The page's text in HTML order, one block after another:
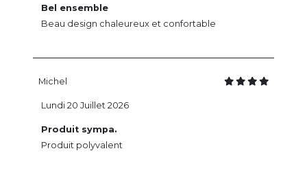
Bel ensemble
Beau design chaleureux et confortable
Michel
Produit sympa.
Produit polyvalent
Lundi 20 Juillet 2026